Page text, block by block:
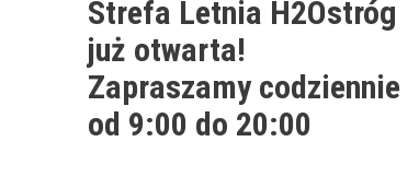
Strefa Letnia H2Ostróg
już otwarta!
Zapraszamy codziennie
od 9:00 do 20:00